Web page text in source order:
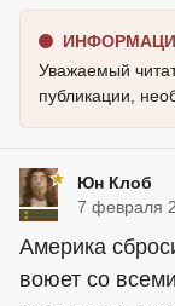
Уважаемый
публикации,
Юн Клоб
7 февраля
Америка
воюет со